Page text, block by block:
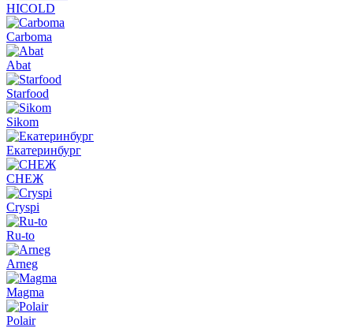
HICOLD
Carboma
Abat
Starfood
Sikom
Екатеринбург
СНЕЖ
Cryspi
Ru-to
Arneg
Magma
Polair